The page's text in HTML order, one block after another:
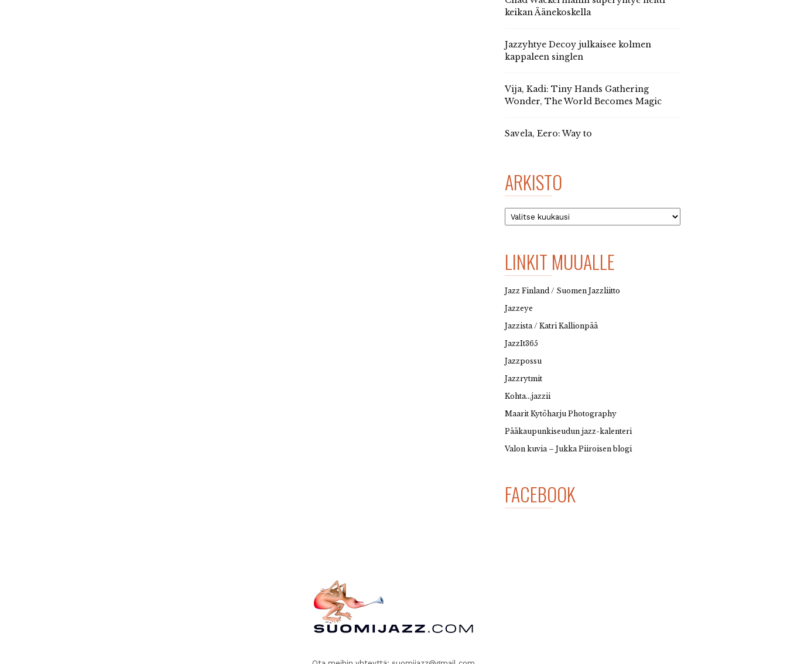
keikan Äänekoskella
Jazzyhtye Decoy julkaisee kolmen
kappaleen singlen
Vija, Kadi: Tiny Hands Gathering
Wonder, The World Becomes Magic
Savela, Eero: Way to
ARKISTO
Arkisto
LINKIT MUUALLE
Jazz Finland / Suomen Jazzliitto
Jazzeye
Jazzista / Katri Kallionpää
JazzIt365
Jazzpossu
Jazzrytmit
Kohta…jazzii
Maarit Kytöharju Photography
Pääkaupunkiseudun jazz-kalenteri
Valon kuvia – Jukka Piiroisen blogi
FACEBOOK